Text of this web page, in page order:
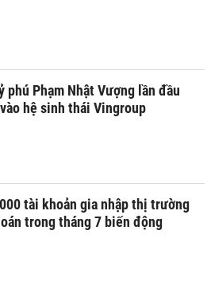
phú Phạm Nhật Vượng lần đầu
hệ sinh thái Vingroup
tài khoản gia nhập thị trường
trong tháng 7 biến động